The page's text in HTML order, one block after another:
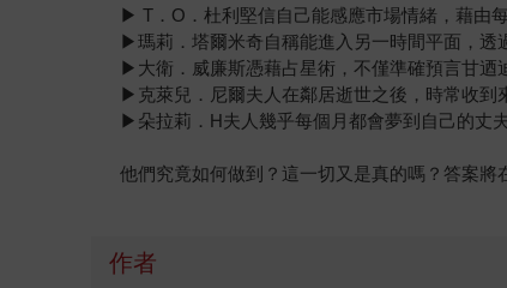
▶ T．O．杜利堅信自己能感應市場情緒，藉由
▶瑪莉．塔爾米奇自稱能進入另一時間平面，透
▶大衛．威廉斯憑藉占星術，不僅準確預言甘迺
▶克萊兒．尼爾夫人在鄰居逝世之後，時常收到
▶朵拉莉．H夫人幾乎每個月都會夢到自己的丈
他們究竟如何做到？這一切又是真的嗎？答案將
作者